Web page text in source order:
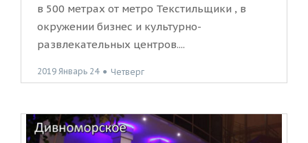
в 500 метрах от метро Текстильщики , в
окружении бизнес и культурно-
развлекательных центров....
2019 Январь 24 ● Четверг